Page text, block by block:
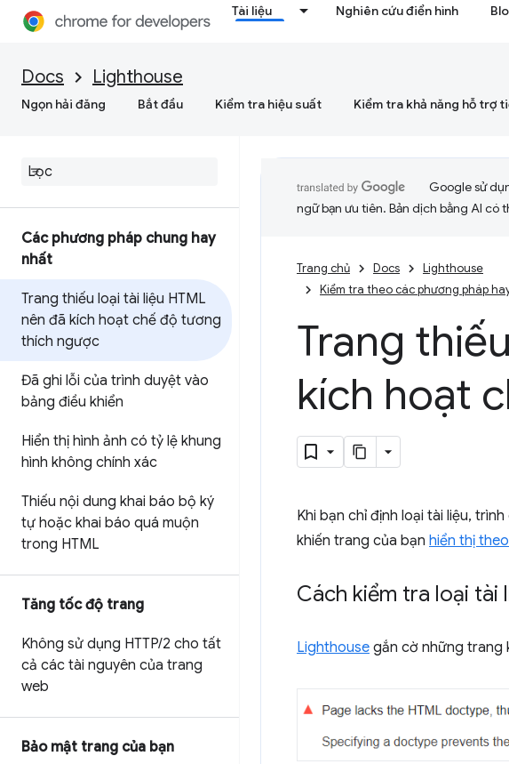
Tài liệu Nghiên cứu điển hình
Docs Lighthouse
Ngọn hải đăng Bắt đầu Kiểm tra hiệu suất Kiểm tra khả năng hỗ trợ
Các phương pháp chung hay
nhất
Trang thiếu loại tài liệu HTML
nên đã kích hoạt chế độ tương
thích ngược
Đã ghi lỗi của trình duyệt vào
bảng điều khiển
Hiển thị hình ảnh có tỷ lệ khung
hình không chính xác
Thiếu nội dung khai báo bộ ký
tự hoặc khai báo quá muộn
trong HTML
Tăng tốc độ trang
Không sử dụng HTTP/2 cho tất
cả các tài nguyên của trang
web
Bảo mật trang của bạn
Google sử
ngữ bạn ưu tiên. Bản dịch bằng AI có
Trang chủ Docs
Lighthouse
Kiểm tra theo các phương pháp
Trang
kích hoạt
Khi bạn chỉ định loại tài liệu,
khiến trang của bạn hiển thị
Cách kiểm tra loại tài
Lighthouse gắn cờ những trang